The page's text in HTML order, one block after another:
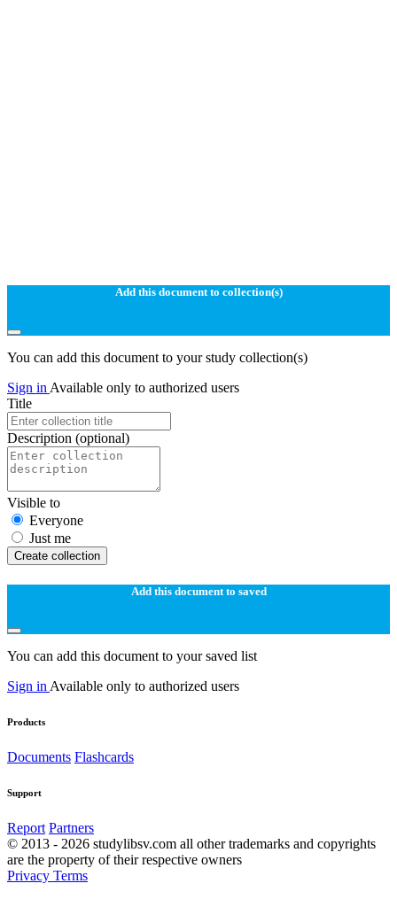
Add this document to collection(s)
You can add this document to your study collection(s)
Sign in Available only to authorized users
Title
Description (optional)
Visible to
Everyone
Just me
Create collection
Add this document to saved
You can add this document to your saved list
Sign in Available only to authorized users
Products
Documents Flashcards
Support
Report Partners
© 2013 - 2026 studylibsv.com all other trademarks and copyrights
are the property of their respective owners
Privacy Terms